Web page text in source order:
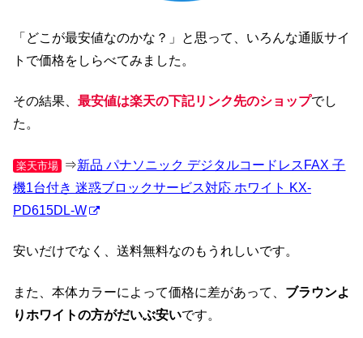
「どこが最安値なのかな？」と思って、いろんな通販サイ
トで価格をしらべてみました。
その結果、 最安値は楽天の下記リンク先のショップでし
た。
楽天市場 ⇒新品 パナソニック デジタルコードレスFAX 子
機1台付き 迷惑ブロックサービス対応 ホワイト KX-
PD615DL-W
安いだけでなく、送料無料なのもうれしいです。
また、本体カラーによって価格に差があって、 ブラウンよ
りホワイトの方がだいぶ安いです。